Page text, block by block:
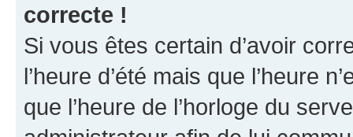
correcte !
Si vous êtes certain d’avoir
l’heure d’été mais que l’heure
que l’heure de l’horloge du